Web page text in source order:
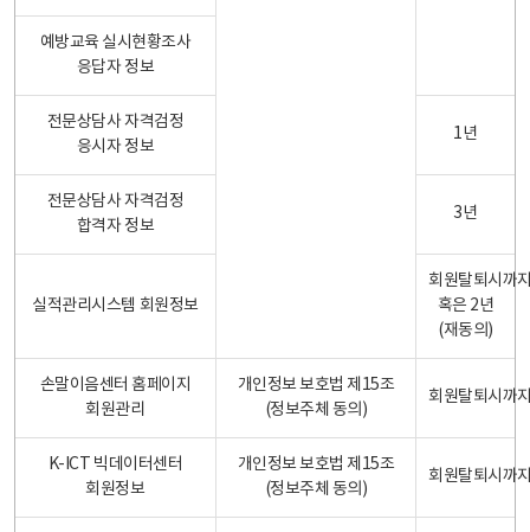
예방교육 실시현황조사
응답자 정보
전문상담사 자격검정
응시자 정보
1년
전문상담사 자격검정
합격자 정보
3년
실적관리시스템 회원정보
회원탈퇴시까
혹은 2년
(재동의)
손말이음센터 홈페이지
회원관리
개인정보 보호법 제15조
(정보주체 동의)
회원탈퇴시까
K-ICT 빅데이터센터
회원정보
개인정보 보호법 제15조
(정보주체 동의)
회원탈퇴시까